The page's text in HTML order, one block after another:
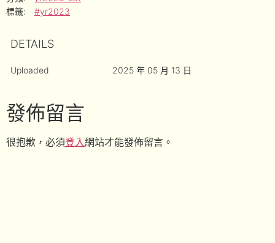
標籤:
#yr2023
DETAILS
Uploaded 2025 年 05 月 13 日
發佈留言
很抱歉，必須登入網站才能發佈留言。